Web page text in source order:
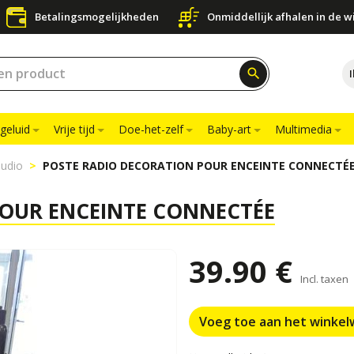
Betalingsmogelijkheden Onmiddellijk afhalen in de
search
Vrije tijd Doe-het-zelf Baby-art Multimedia
POSTE RADIO DECORATION POUR ENCEINTE CONNECTÉE
ENCEINTE CONNECTÉE
39.90 € Incl. taxen
Voeg toe aan het